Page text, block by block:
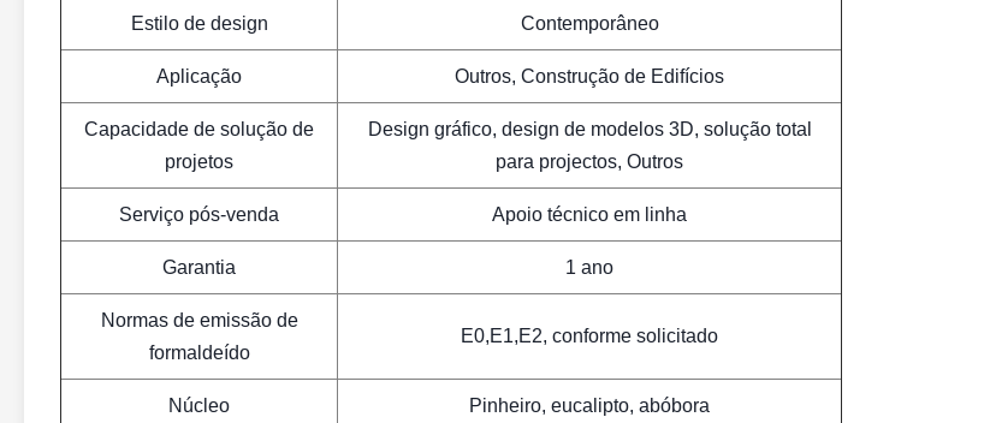
Estilo de design Contemporâneo
Aplicação Outros, Construção de Edifícios
Capacidade de solução de
projetos
Design gráfico, design de modelos 3D, solução total
para projectos, Outros
Serviço pós-venda Apoio técnico em linha
Garantia 1 ano
Normas de emissão de
formaldeído
E0,E1,E2, conforme solicitado
Núcleo Pinheiro, eucalipto, abóbora